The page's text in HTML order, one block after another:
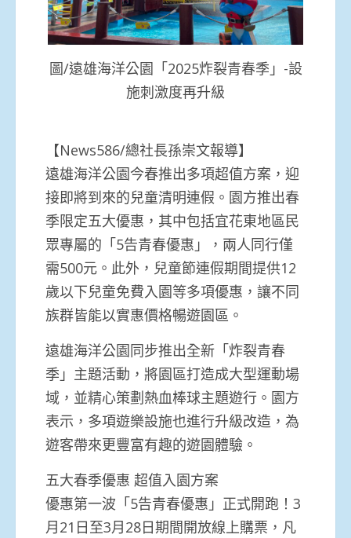
圖/遠雄海洋公園「2025炸裂青春季」-設
施刺激度再升級
【News586/總社長孫崇文報導】
遠雄海洋公園今春推出多項超值方案，迎
接即將到來的兒童清明連假。園方推出春
季限定五大優惠，其中包括宜花東地區民
眾專屬的「5告青春優惠」，兩人同行僅
需500元。此外，兒童節連假期間提供12
歲以下兒童免費入園等多項優惠，讓不同
族群皆能以實惠價格暢遊園區。
遠雄海洋公園同步推出全新「炸裂青春
季」主題活動，將園區打造成大型運動場
域，並精心策劃熱血棒球主題遊行。園方
表示，多項遊樂設施也進行升級改造，為
遊客帶來更豐富有趣的遊園體驗。
五大春季優惠 超值入園方案
優惠第一波「5告青春優惠」正式開跑！3
月21日至3月28日期間開放線上購票，凡